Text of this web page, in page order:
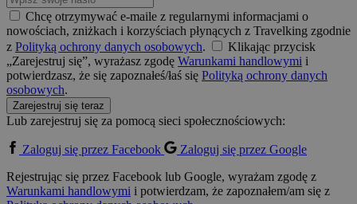
Chcę otrzymywać e-maile z regularnymi informacjami o
nowościach, zniżkach i korzyściach płynących z Travelking zgodnie
z Polityką ochrony danych osobowych.
Klikając przycisk
„Zarejestruj się”, wyrażasz zgodę Warunkami handlowymi i
potwierdzasz, że się zapoznałeś/łaś się Polityką ochrony danych
osobowych.
Zarejestruj się teraz
Lub zarejestruj się za pomocą sieci społecznościowych:
Zaloguj się przez Facebook
Zaloguj się przez Google
Rejestrując się przez Facebook lub Google, wyrażam zgodę z
Warunkami handlowymi i potwierdzam, że zapoznałem/am się z